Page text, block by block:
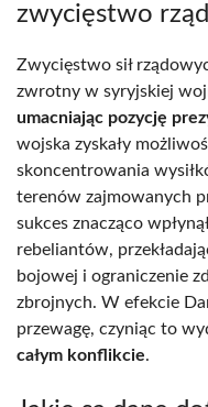
zwycięstwo
Zwycięstwo sił
zwrotny w syryjskiej
umacniając pozycję
wojska zyskały
skoncentrowania
terenów zajmowanych
sukces znacząco
rebeliantów,
bojowej i ograniczenie
zbrojnych. W efekcie
przewagę, czyniąc to
całym konflikcie.